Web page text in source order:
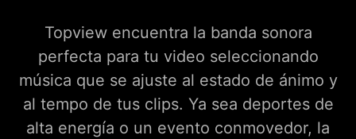
Topview encuentra la banda sonora
perfecta para tu video seleccionando
música que se ajuste al estado de ánimo y
al tempo de tus clips. Ya sea deportes de
alta energía o un evento conmovedor, la